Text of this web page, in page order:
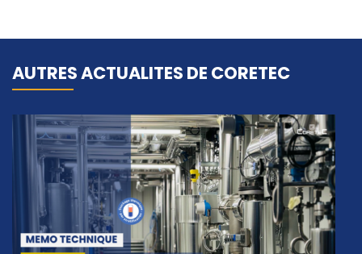
AUTRES ACTUALITES DE CORETEC